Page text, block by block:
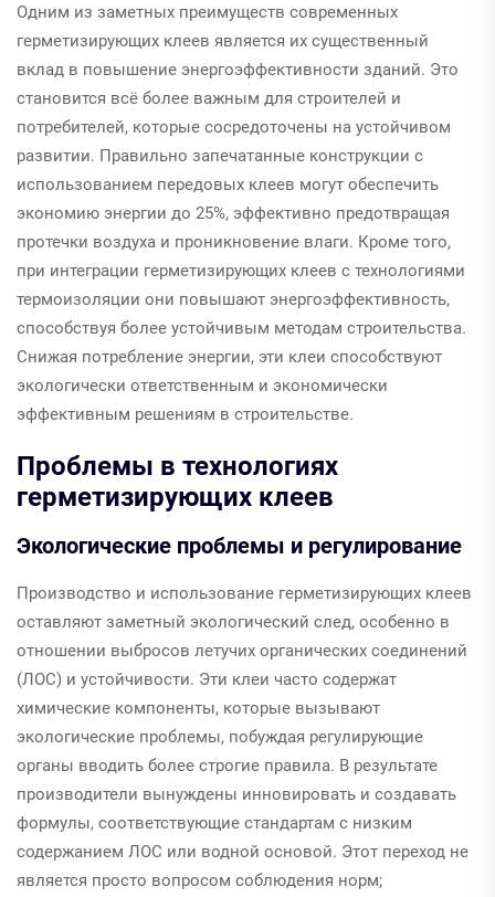
Одним из заметных преимуществ современных
герметизирующих клеев является их существенный
вклад в повышение энергоэффективности зданий. Это
становится всё более важным для строителей и
потребителей, которые сосредоточены на устойчивом
развитии. Правильно запечатанные конструкции с
использованием передовых клеев могут обеспечить
экономию энергии до 25%, эффективно предотвращая
протечки воздуха и проникновение влаги. Кроме того,
при интеграции герметизирующих клеев с технологиями
термоизоляции они повышают энергоэффективность,
способствуя более устойчивым методам строительства.
Снижая потребление энергии, эти клеи способствуют
экологически ответственным и экономически
эффективным решениям в строительстве.
Проблемы в технологиях
герметизирующих клеев
Экологические проблемы и регулирование
Производство и использование герметизирующих клеев
оставляют заметный экологический след, особенно в
отношении выбросов летучих органических соединений
(ЛОС) и устойчивости. Эти клеи часто содержат
химические компоненты, которые вызывают
экологические проблемы, побуждая регулирующие
органы вводить более строгие правила. В результате
производители вынуждены инновировать и создавать
формулы, соответствующие стандартам с низким
содержанием ЛОС или водной основой. Этот переход не
является просто вопросом соблюдения норм;